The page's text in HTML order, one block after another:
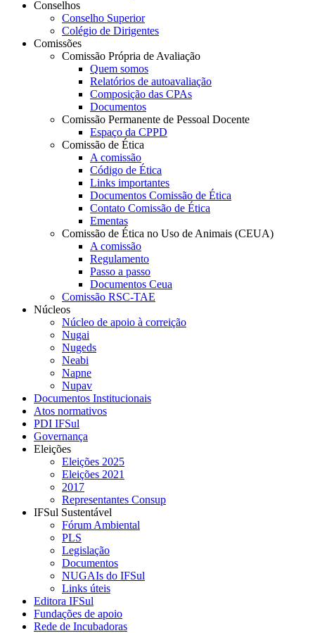
Conselhos
Conselho Superior
Colégio de Dirigentes
Comissões
Comissão Própria de Avaliação
Quem somos
Relatórios de autoavaliação
Composição das CPAs
Documentos
Comissão Permanente de Pessoal Docente
Espaço da CPPD
Comissão de Ética
A comissão
Código de Ética
Links importantes
Documentos Comissão de Ética
Contato Comissão de Ética
Ementas
Comissão de Ética no Uso de Animais (CEUA)
A comissão
Regulamento
Passo a passo
Documentos Ceua
Comissão RSC-TAE
Núcleos
Núcleo de apoio à correição
Nugai
Nugeds
Neabi
Napne
Nupav
Documentos Institucionais
Atos normativos
PDI IFSul
Governança
Eleições
Eleições 2025
Eleições 2021
2017
Representantes Consup
IFSul Sustentável
Fórum Ambiental
PLS
Legislação
Documentos
NUGAIs do IFSul
Links úteis
Editora IFSul
Fundações de apoio
Rede de Incubadoras